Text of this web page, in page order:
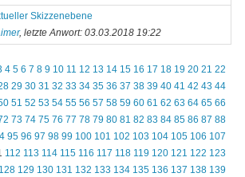
Skizzenebene
, letzte Anwort: 03.03.2018 19:22
4 5 6 7 8 9 10 11 12 13 14 15 16 17 18 19 20 21 22
29 30 31 32 33 34 35 36 37 38 39 40 41 42 43 44
51 52 53 54 55 56 57 58 59 60 61 62 63 64 65 66
73 74 75 76 77 78 79 80 81 82 83 84 85 86 87 88
95 96 97 98 99 100 101 102 103 104 105 106 107
112 113 114 115 116 117 118 119 120 121 122 123
128 129 130 131 132 133 134 135 136 137 138 139